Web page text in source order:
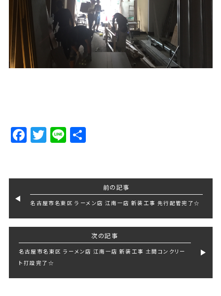
Facebook
Twitter
LineShare
前の記事
名古屋市名東区 ラーメン店 江南一店 新装工事 先行配管完了☆
次の記事
名古屋市名東区 ラーメン店 江南一店 新装工事 土間コンクリー
ト打設完了☆